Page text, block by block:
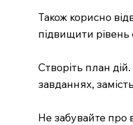
Також корисно
підвищити рівень
Створіть план
завданнях,
Не забувайте про